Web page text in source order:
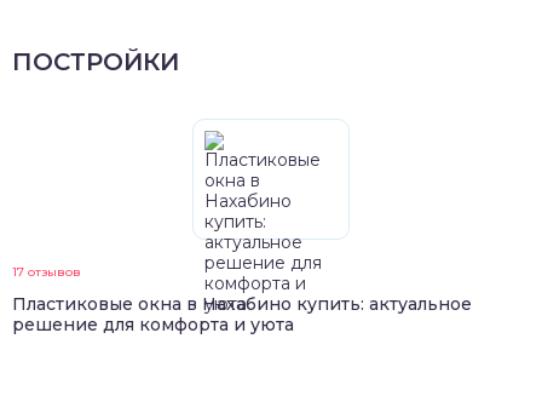
ПОСТРОЙКИ
17 отзывов
Пластиковые окна в Нахабино купить: актуальное
решение для комфорта и уюта